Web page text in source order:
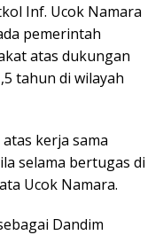
Inf. Ucok Namara
pemerintah
atas dukungan
tahun di wilayah
kerja sama
selama bertugas di
Ucok Namara.
Dandim